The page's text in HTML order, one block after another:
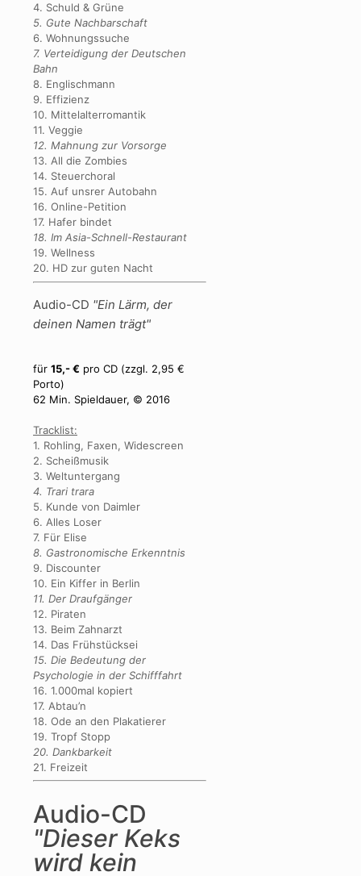
4. Schuld & Grüne
5. Gute Nachbarschaft
6. Wohnungssuche
7. Verteidigung der Deutschen
Bahn
8. Englischmann
9. Effizienz
10. Mittelalterromantik
11. Veggie
12. Mahnung zur Vorsorge
13. All die Zombies
14. Steuerchoral
15. Auf unsrer Autobahn
16. Online-Petition
17. Hafer bindet
18. Im Asia-Schnell-Restaurant
19. Wellness
20. HD zur guten Nacht
Audio-CD "Ein Lärm, der
deinen Namen trägt"
für 15,- € pro CD (zzgl. 2,95 €
Porto)
62 Min. Spieldauer, © 2016
Tracklist:
1. Rohling, Faxen, Widescreen
2. Scheißmusik
3. Weltuntergang
4. Trari trara
5. Kunde von Daimler
6. Alles Loser
7. Für Elise
8. Gastronomische Erkenntnis
9. Discounter
10. Ein Kiffer in Berlin
11. Der Draufgänger
12. Piraten
13. Beim Zahnarzt
14. Das Frühstücksei
15. Die Bedeutung der
Psychologie in der Schifffahrt
16. 1.000mal kopiert
17. Abtau’n
18. Ode an den Plakatierer
19. Tropf Stopp
20. Dankbarkeit
21. Freizeit
Audio-CD
"Dieser Keks
wird kein